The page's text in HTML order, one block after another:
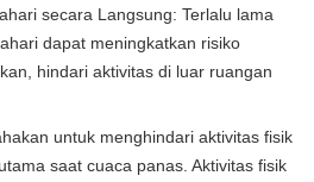
secara Langsung: Terlalu lama
dapat meningkatkan risiko
hindari aktivitas di luar ruangan
untuk menghindari aktivitas fisik
saat cuaca panas. Aktivitas fisik